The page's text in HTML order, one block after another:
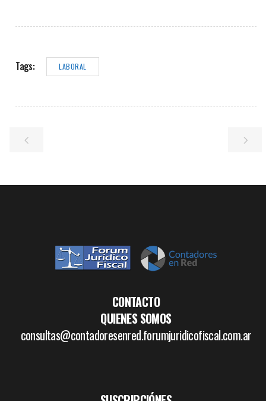
Tags: LABORAL
CONTACTO
QUIENES SOMOS
consultas@contadoresenred.forumjuridicofiscal.com.ar